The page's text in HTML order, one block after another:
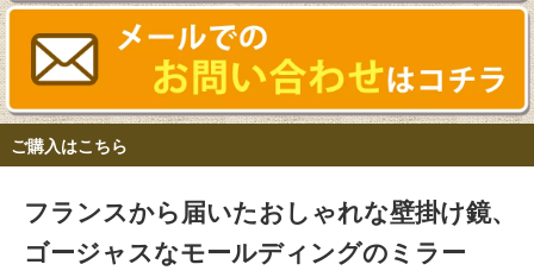
ご購入はこちら
フランスから届いたおしゃれな壁掛け鏡、
ゴージャスなモールディングのミラー